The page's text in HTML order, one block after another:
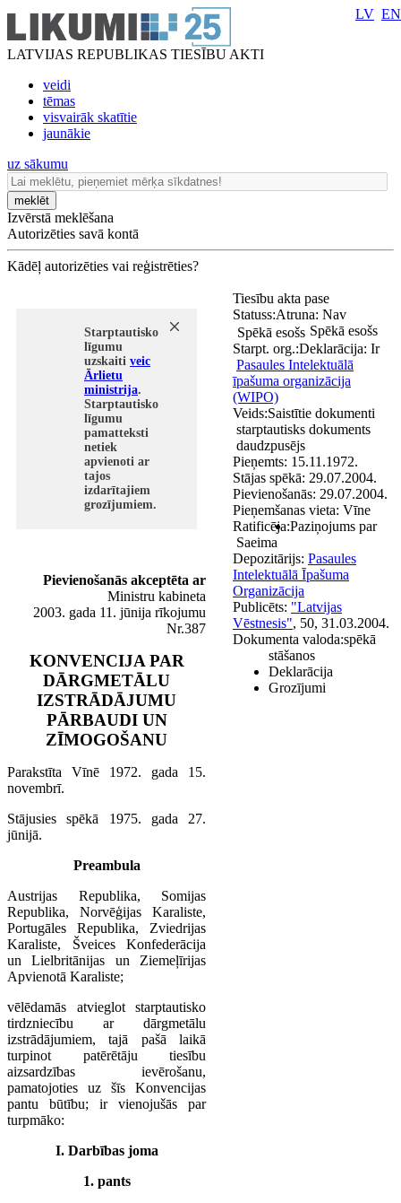
LATVIJAS REPUBLIKAS TIESĪBU AKTI
veidi
tēmas
visvairāk skatītie
jaunākie
LV EN
uz sākumu
meklēt
Izvērstā meklēšana
Autorizēties savā kontā
Kādēļ autorizēties vai reģistrēties?
Starptautisko
līgumu
uzskaiti veic
Ārlietu
ministrija.
Starptautisko
līgumu
pamatteksti
netiek
apvienoti ar
tajos
izdarītajiem
grozījumiem.
Pievienošanās akceptēta ar
Ministru kabineta
2003. gada 11. jūnija rīkojumu
Nr.387
KONVENCIJA PAR
DĀRGMETĀLU
IZSTRĀDĀJUMU
PĀRBAUDI UN
ZĪMOGOŠANU
Parakstīta Vīnē 1972. gada 15.
novembrī.
Stājusies spēkā 1975. gada 27.
jūnijā.
Preambula
Austrijas Republika, Somijas
Republika, Norvēģijas Karaliste,
Portugāles Republika, Zviedrijas
Karaliste, Šveices Konfederācija
un Lielbritānijas un Ziemeļīrijas
Apvienotā Karaliste;
vēlēdamās atvieglot starptautisko
tirdzniecību ar dārgmetālu
izstrādājumiem, tajā pašā laikā
turpinot patērētāju tiesību
aizsardzības ievērošanu,
pamatojoties uz šīs Konvencijas
pantu būtību; ir vienojušās par
turpmāko:
I. Darbības joma
1. pants
Tiesību akta pase
Statuss:
Spēkā esošs Spēkā esošs
Starpt. org.:
Pasaules Intelektuālā
īpašuma organizācija
(WIPO)
Veids:
starptautisks dokuments
daudzpusējs
Pieņemts: 15.11.1972.
Stājas spēkā: 29.07.2004.
Pievienošanās: 29.07.2004.
Pieņemšanas vieta: Vīne
Ratificēja:
Saeima
Atruna: Nav
Deklarācija: Ir
Depozitārijs: Pasaules
Intelektuālā Īpašuma
Organizācija
Publicēts: "Latvijas
Vēstnesis", 50, 31.03.2004.
Dokumenta valoda:
Saistītie dokumenti
Paziņojums par
spēkā
stāšanos
Deklarācija
Grozījumi